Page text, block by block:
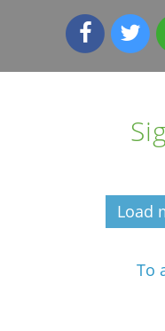
Load
To